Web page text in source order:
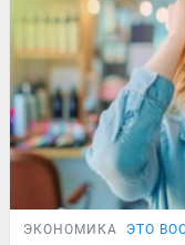
ЭКОНОМИКА ЭТО